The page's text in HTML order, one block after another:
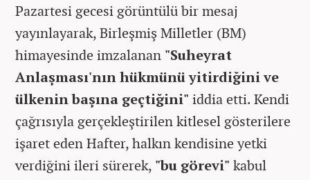
Pazartesi gecesi görüntülü bir mesaj
yayınlayarak, Birleşmiş Milletler (BM)
himayesinde imzalanan "Suheyrat
Anlaşması'nın hükmünü yitirdiğini ve
ülkenin başına geçtiğini" iddia etti. Kendi
çağrısıyla gerçekleştirilen kitlesel gösterilere
işaret eden Hafter, halkın kendisine yetki
verdiğini ileri sürerek, "bu görevi" kabul